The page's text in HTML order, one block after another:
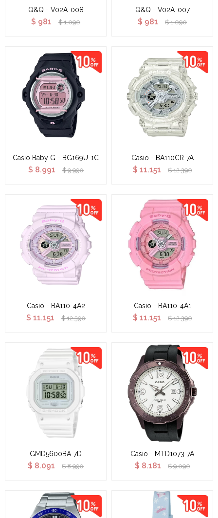
Q&Q - V02A-008
$ 981 $ 1.090
Q&Q - V02A-007
$ 981 $ 1.090
Casio Baby G - BG169U-1C
$ 8.991 $ 9.990
Casio - BA110CR-7A
$ 11.151 $ 12.390
Casio - BA110-4A2
$ 11.151 $ 12.390
Casio - BA110-4A1
$ 11.151 $ 12.390
GMD5600BA-7D
$ 8.091 $ 8.990
Casio - MTD1073-7A
$ 8.181 $ 9.090